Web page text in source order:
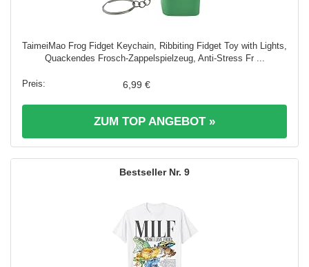
TaimeiMao Frog Fidget Keychain, Ribbiting Fidget Toy with Lights,
Quackendes Frosch-Zappelspielzeug, Anti-Stress Fr ...
6,99 €
ZUM TOP ANGEBOT »
9